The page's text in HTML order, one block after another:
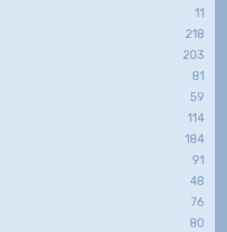
11
218
203
81
59
114
184
91
48
76
80